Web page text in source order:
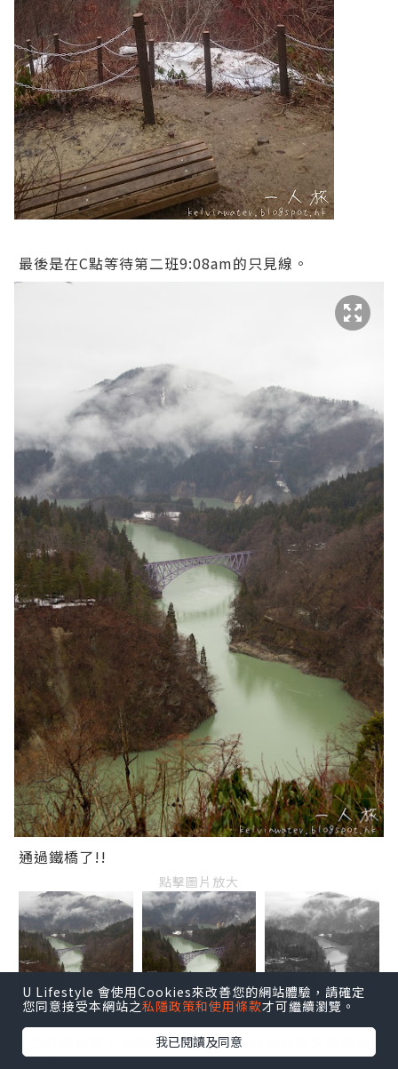
最後是在C點等待第二班9:08am的只見線。
通過鐵橋了!!
點擊圖片放大
第二班通過後，大約7分鐘後就見到反方向的只見線通
U Lifestyle 會使用Cookies來改善您的網站體驗，請確定
您同意接受本網站之私隱政策和使用條款才可繼續瀏覽。
我已閱讀及同意